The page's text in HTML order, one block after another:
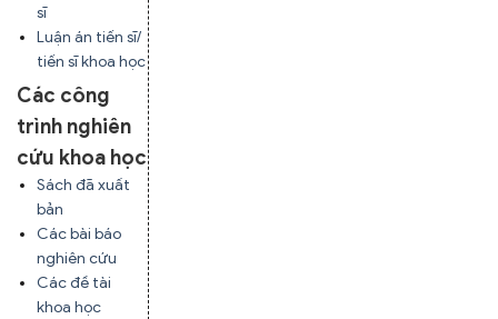
sĩ
Luận án tiến sĩ/
tiến sĩ khoa học
Các công
trình nghiên
cứu khoa học
Sách đã xuất
bản
Các bài báo
nghiên cứu
Các đề tài
khoa học